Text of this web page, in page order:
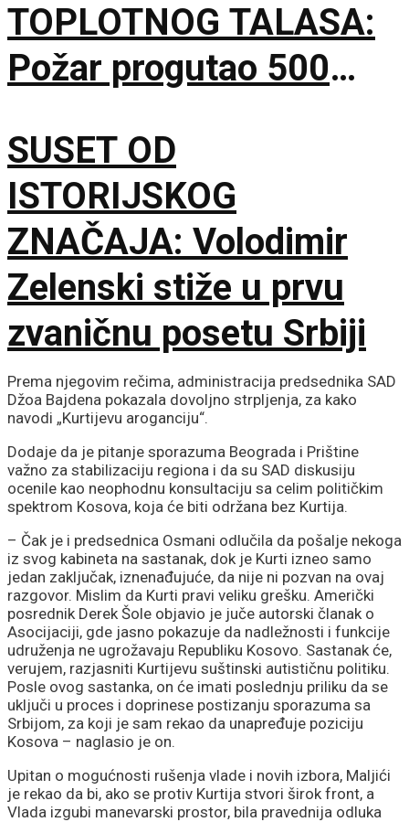
TOPLOTNOG TALASA:
Požar progutao 500
nove mere Vlade
SUSET OD
ISTORIJSKOG
ZNAČAJA: Volodimir
Zelenski stiže u prvu
zvaničnu posetu Srbiji
Prema njegovim rečima, administracija predsednika SAD
Džoa Bajdena pokazala dovoljno strpljenja, za kako
navodi „Kurtijevu aroganciju“.
Dodaje da je pitanje sporazuma Beograda i Prištine
važno za stabilizaciju regiona i da su SAD diskusiju
ocenile kao neophodnu konsultaciju sa celim političkim
spektrom Kosova, koja će biti održana bez Kurtija.
– Čak je i predsednica Osmani odlučila da pošalje nekoga
iz svog kabineta na sastanak, dok je Kurti izneo samo
jedan zaključak, iznenađujuće, da nije ni pozvan na ovaj
razgovor. Mislim da Kurti pravi veliku grešku. Američki
posrednik Derek Šole objavio je juče autorski članak o
Asocijaciji, gde jasno pokazuje da nadležnosti i funkcije
udruženja ne ugrožavaju Republiku Kosovo. Sastanak će,
verujem, razjasniti Kurtijevu suštinski autističnu politiku.
Posle ovog sastanka, on će imati poslednju priliku da se
uključi u proces i doprinese postizanju sporazuma sa
Srbijom, za koji je sam rekao da unapređuje poziciju
Kosova – naglasio je on.
Upitan o mogućnosti rušenja vlade i novih izbora, Maljići
je rekao da bi, ako se protiv Kurtija stvori širok front, a
Vlada izgubi manevarski prostor, bila pravednija odluka